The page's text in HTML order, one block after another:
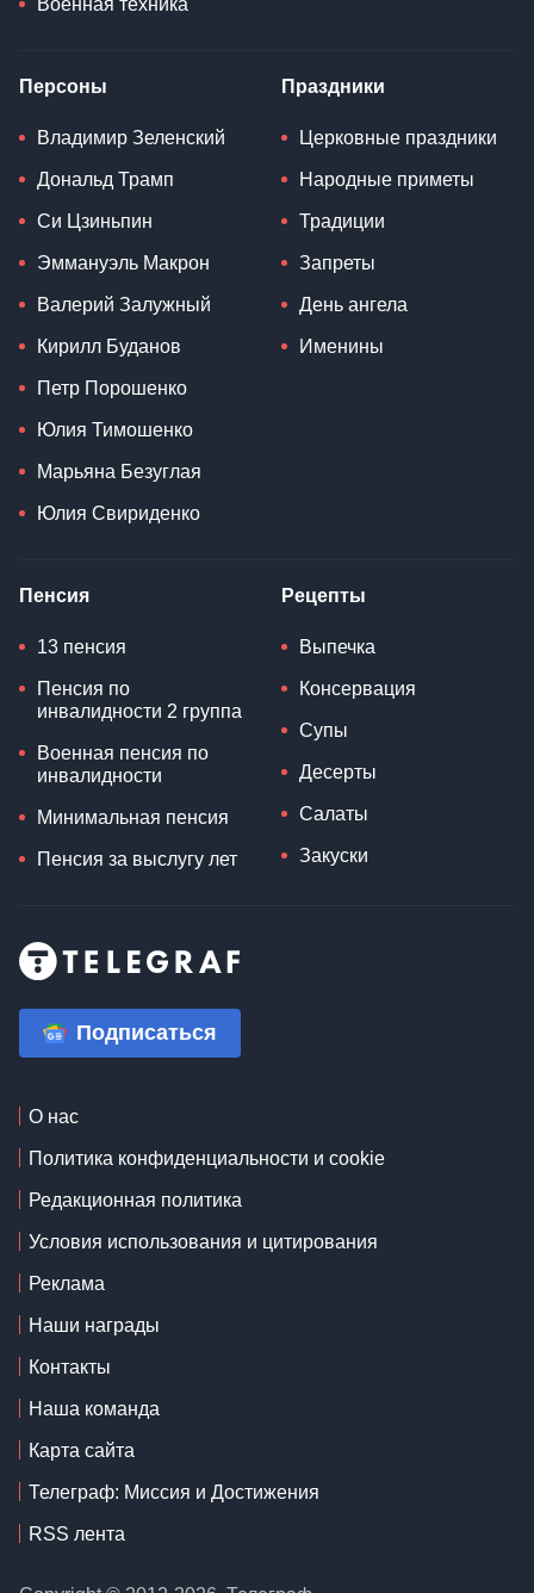
Военная техника
Персоны
Владимир Зеленский
Дональд Трамп
Си Цзиньпин
Эммануэль Макрон
Валерий Залужный
Кирилл Буданов
Петр Порошенко
Юлия Тимошенко
Марьяна Безуглая
Юлия Свириденко
Праздники
Церковные праздники
Народные приметы
Традиции
Запреты
День ангела
Именины
Пенсия
13 пенсия
Пенсия по
инвалидности 2 группа
Военная пенсия по
инвалидности
Минимальная пенсия
Пенсия за выслугу лет
Рецепты
Выпечка
Консервация
Супы
Десерты
Салаты
Закуски
Подписаться
О нас
Политика конфиденциальности и cookie
Редакционная политика
Условия использования и цитирования
Реклама
Наши награды
Контакты
Наша команда
Карта сайта
Телеграф: Миссия и Достижения
RSS лента